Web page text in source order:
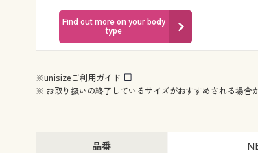
Find out more on your body
type
※unisizeご利用ガイド
※ お取り扱いの終了しているサイズがおすすめされる場合
品番